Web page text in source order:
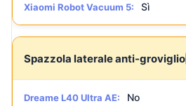
Xiaomi Robot Vacuum 5: Sì
Spazzola laterale anti-groviglio
Dreame L40 Ultra AE: No